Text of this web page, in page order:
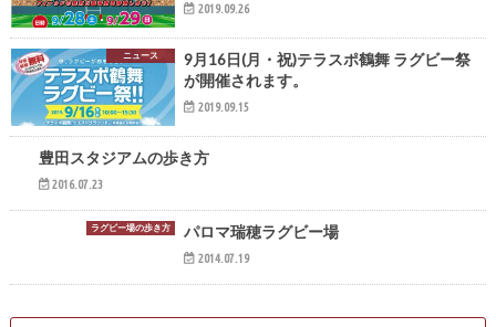
2019.09.26
ニュース
9月16日(月・祝)テラスポ鶴舞 ラグビー祭
が開催されます。
2019.09.15
ラグビー場の歩き方
豊田スタジアムの歩き方
2016.07.23
ラグビー場の歩き方 パロマ瑞穂ラグビー場
2014.07.19